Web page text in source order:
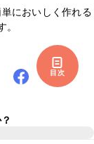
目次
においしく作れる